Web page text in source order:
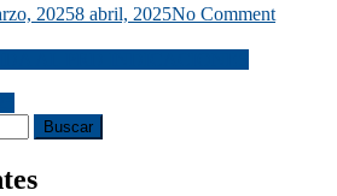
20258 abril, 2025No Comment